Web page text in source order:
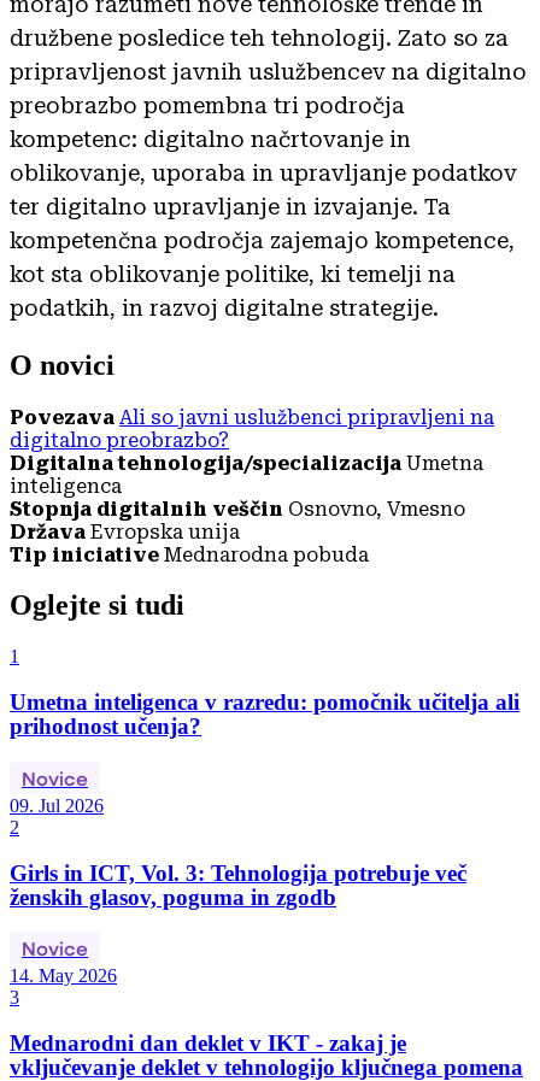
družbene posledice teh tehnologij. Zato so za
pripravljenost javnih uslužbencev na digitalno
preobrazbo pomembna tri področja
kompetenc: digitalno načrtovanje in
oblikovanje, uporaba in upravljanje podatkov
ter digitalno upravljanje in izvajanje. Ta
kompetenčna področja zajemajo kompetence,
kot sta oblikovanje politike, ki temelji na
podatkih, in razvoj digitalne strategije.
O novici
Povezava Ali so javni uslužbenci pripravljeni na
digitalno preobrazbo?
Digitalna tehnologija/specializacija Umetna
inteligenca
Stopnja digitalnih veščin Osnovno, Vmesno
Država Evropska unija
Tip iniciative Mednarodna pobuda
Oglejte si tudi
1
Umetna inteligenca v razredu: pomočnik učitelja ali
prihodnost učenja?
Novice
09. Jul 2026
2
Girls in ICT, Vol. 3: Tehnologija potrebuje več
ženskih glasov, poguma in zgodb
Novice
14. May 2026
3
Mednarodni dan deklet v IKT - zakaj je
vključevanje deklet v tehnologijo ključnega pomena